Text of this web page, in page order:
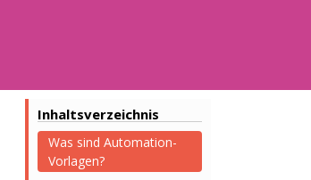
Inhaltsverzeichnis
Was sind Automation-
Vorlagen?